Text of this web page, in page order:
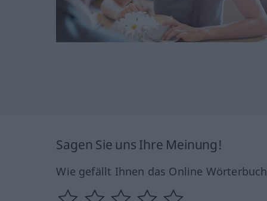
Sagen Sie uns Ihre Meinung!
Wie gefällt Ihnen das Online